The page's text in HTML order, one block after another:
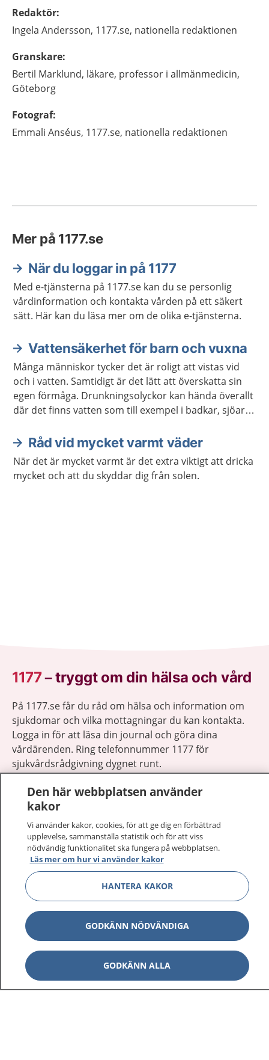
Redaktör:
Ingela Andersson, 1177.se, nationella redaktionen
Granskare:
Bertil Marklund, läkare, professor i allmänmedicin,
Göteborg
Fotograf:
Emmali Anséus, 1177.se, nationella redaktionen
Mer på 1177.se
När du loggar in på 1177
Med e-tjänsterna på 1177.se kan du se personlig
vårdinformation och kontakta vården på ett säkert
sätt. Här kan du läsa mer om de olika e-tjänsterna.
Vattensäkerhet för barn och vuxna
Många människor tycker det är roligt att vistas vid
och i vatten. Samtidigt är det lätt att överskatta sin
egen förmåga. Drunkningsolyckor kan hända överallt
där det finns vatten som till exempel i badkar, sjöar,
Råd vid mycket varmt väder
När det är mycket varmt är det extra viktigt att dricka
mycket och att du skyddar dig från solen.
1177–tryggt om din hälsa och vård
På 1177.se får du råd om hälsa och information om
sjukdomar och vilka mottagningar du kan kontakta.
Logga in för att läsa din journal och göra dina
vårdärenden. Ring telefonnummer 1177 för
sjukvårdsrådgivning dygnet runt.
1177 ger dig råd när du vill må bättre.
1177 på flera språk
Om 1177 Visa
Kontakt Visa
Behandling av personuppgifter
Den här webbplatsen använder
kakor
Vi använder kakor, cookies, för att ge dig en förbättrad
upplevelse, sammanställa statistik och för att viss
nödvändig funktionalitet ska fungera på webbplatsen.
Läs mer om hur vi använder kakor
HANTERA KAKOR
GODKÄNN NÖDVÄNDIGA
GODKÄNN ALLA